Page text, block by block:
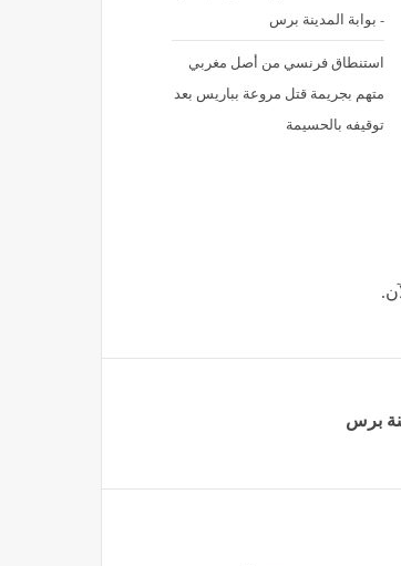
- بوابة المدينة برس
استنطاق فرنسي من أصل مغربي
متهم بجريمة قتل مروعة بباريس بعد
توقيفه بالحسيمة